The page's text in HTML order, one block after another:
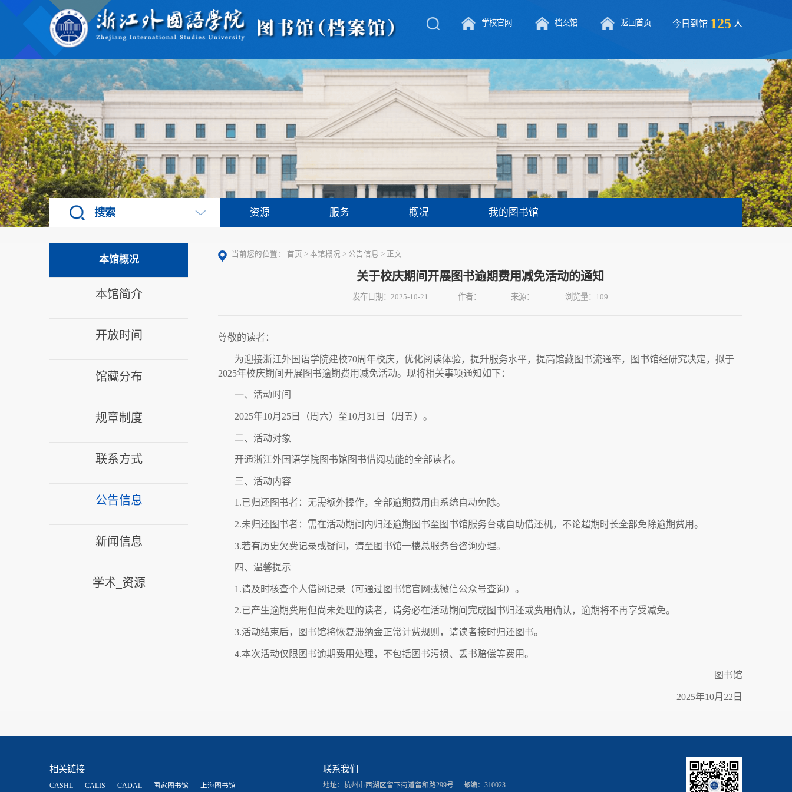
学校官网 档案馆 返回首页 今日到馆 125 人
搜索 资源 服务 概况 我的图书馆
本馆概况
本馆简介
开放时间
馆藏分布
规章制度
联系方式
公告信息
新闻信息
学术_资源
当前您的位置： 首页 > 本馆概况 > 公告信息 > 正文
关于校庆期间开展图书逾期费用减免活动的通知
发布日期：2025-10-21 作者： 来源： 浏览量： 109
尊敬的读者：
为迎接浙江外国语学院建校70周年校庆，优化阅读体验，提升服务水平，提高馆藏图书流通率，图书馆经研究决定，拟于
2025年校庆期间开展图书逾期费用减免活动。现将相关事项通知如下：
一、活动时间
2025年10月25日（周六）至10月31日（周五）。
二、活动对象
开通浙江外国语学院图书馆图书借阅功能的全部读者。
三、活动内容
1.已归还图书者：无需额外操作，全部逾期费用由系统自动免除。
2.未归还图书者：需在活动期间内归还逾期图书至图书馆服务台或自助借还机，不论超期时长全部免除逾期费用。
3.若有历史欠费记录或疑问，请至图书馆一楼总服务台咨询办理。
四、温馨提示
1.请及时核查个人借阅记录（可通过图书馆官网或微信公众号查询）。
2.已产生逾期费用但尚未处理的读者，请务必在活动期间完成图书归还或费用确认，逾期将不再享受减免。
3.活动结束后，图书馆将恢复滞纳金正常计费规则，请读者按时归还图书。
4.本次活动仅限图书逾期费用处理，不包括图书污损、丢书赔偿等费用。
图书馆
2025年10月22日
相关链接
CASHL CALIS CADAL 国家图书馆 上海图书馆
联系我们
地址：杭州市西湖区留下街道留和路299号 邮编：310023